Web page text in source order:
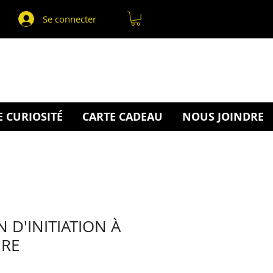
Se connecter
CURIOSITÉ CARTE CADEAU NOUS JOINDRE
D'INITIATION À